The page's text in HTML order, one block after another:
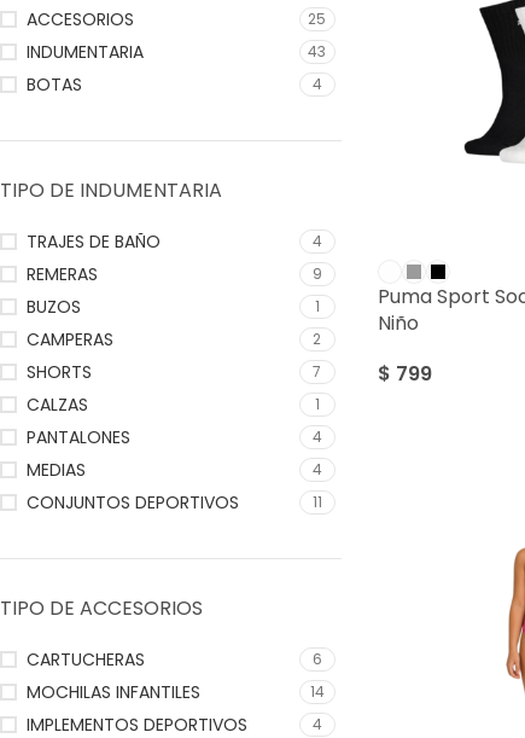
ACCESORIOS 25
INDUMENTARIA 43
BOTAS 4
TIPO DE INDUMENTARIA
TRAJES DE BAÑO 4
REMERAS 9
BUZOS 1
CAMPERAS 2
SHORTS 7
CALZAS 1
PANTALONES 4
MEDIAS 4
CONJUNTOS DEPORTIVOS 11
TIPO DE ACCESORIOS
CARTUCHERAS 6
MOCHILAS INFANTILES 14
IMPLEMENTOS DEPORTIVOS 4
Puma Sport
Niño
$ 799